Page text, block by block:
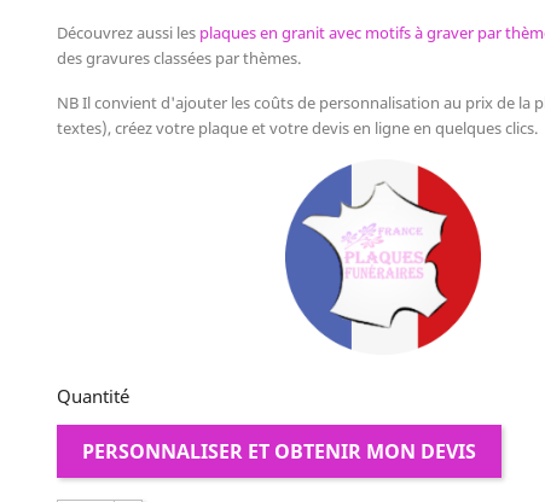
Découvrez aussi les plaques en granit avec motifs à graver par
des gravures classées par thèmes.
NB Il convient d'ajouter les coûts de personnalisation au prix de la
textes), créez votre plaque et votre devis en ligne en quelques clics.
Quantité
PERSONNALISER ET OBTENIR MON DEVIS